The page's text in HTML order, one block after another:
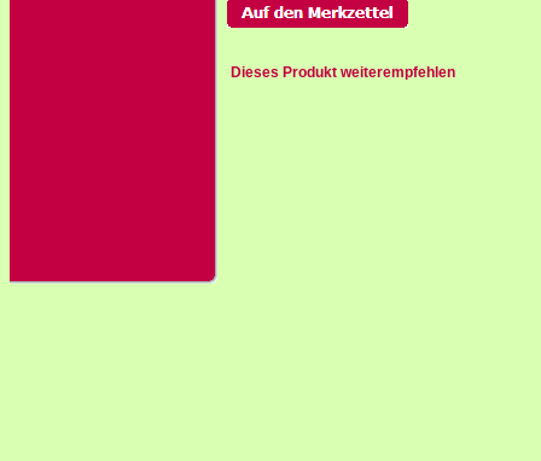
Dieses Produkt weiterempfehlen